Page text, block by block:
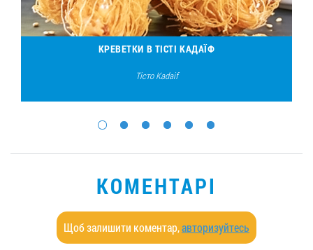
КРЕВЕТКИ В ТІСТІ КАДАЇФ
Тісто Kadaif
КОМЕНТАРІ
Щоб залишити коментар,авторизуйтесь